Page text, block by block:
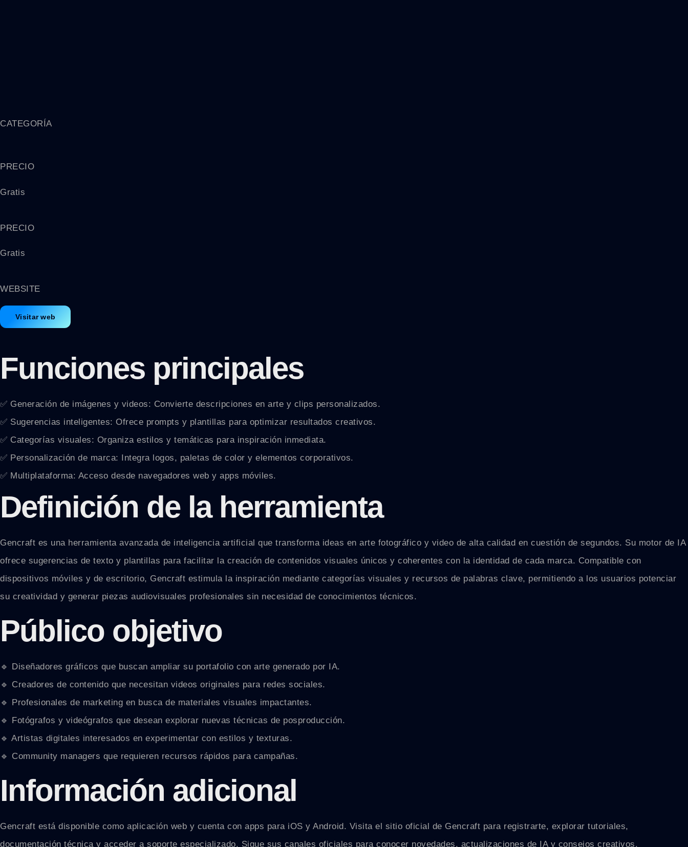
CATEGORÍA
PRECIO
Gratis
PRECIO
Gratis
WEBSITE
Visitar web
Funciones principales
✅ Generación de imágenes y videos: Convierte descripciones en arte y clips personalizados.
✅ Sugerencias inteligentes: Ofrece prompts y plantillas para optimizar resultados creativos.
✅ Categorías visuales: Organiza estilos y temáticas para inspiración inmediata.
✅ Personalización de marca: Integra logos, paletas de color y elementos corporativos.
✅ Multiplataforma: Acceso desde navegadores web y apps móviles.
Definición de la herramienta
Gencraft es una herramienta avanzada de inteligencia artificial que transforma ideas en arte fotográfico y video de alta calidad en cuestión de segundos. Su motor de IA
ofrece sugerencias de texto y plantillas para facilitar la creación de contenidos visuales únicos y coherentes con la identidad de cada marca. Compatible con
dispositivos móviles y de escritorio, Gencraft estimula la inspiración mediante categorías visuales y recursos de palabras clave, permitiendo a los usuarios potenciar
su creatividad y generar piezas audiovisuales profesionales sin necesidad de conocimientos técnicos.
Público objetivo
🔹 Diseñadores gráficos que buscan ampliar su portafolio con arte generado por IA.
🔹 Creadores de contenido que necesitan videos originales para redes sociales.
🔹 Profesionales de marketing en busca de materiales visuales impactantes.
🔹 Fotógrafos y videógrafos que desean explorar nuevas técnicas de posproducción.
🔹 Artistas digitales interesados en experimentar con estilos y texturas.
🔹 Community managers que requieren recursos rápidos para campañas.
Información adicional
Gencraft está disponible como aplicación web y cuenta con apps para iOS y Android. Visita el sitio oficial de Gencraft para registrarte, explorar tutoriales,
documentación técnica y acceder a soporte especializado. Sigue sus canales oficiales para conocer novedades, actualizaciones de IA y consejos creativos.